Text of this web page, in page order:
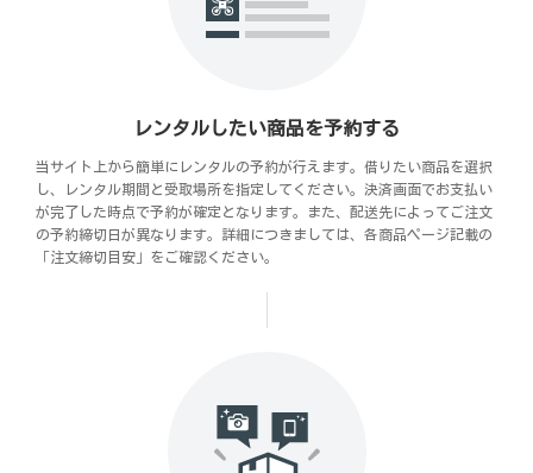
レンタルしたい商品を予約する
当サイト上から簡単にレンタルの予約が行えます。借りたい商品を選択
し、レンタル期間と受取場所を指定してください。決済画面でお支払い
が完了した時点で予約が確定となります。また、配送先によってご注文
の予約締切日が異なります。詳細につきましては、各商品ページ記載の
「注文締切目安」をご確認ください。